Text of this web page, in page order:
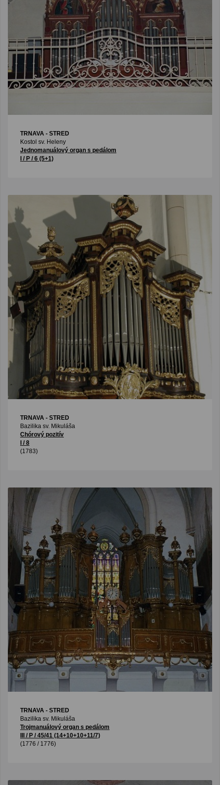
TRNAVA - STRED
Kostol sv. Heleny
Jednomanuálový organ s pedálom
I / P / 6 (5+1)
TRNAVA - STRED
Bazilika sv. Mikuláša
Chórový pozitív
I / 8
(1783)
TRNAVA - STRED
Bazilika sv. Mikuláša
Trojmanuálový organ s pedálom
III / P / 45/41 (14+10+10+11/7)
(1776 / 1776)